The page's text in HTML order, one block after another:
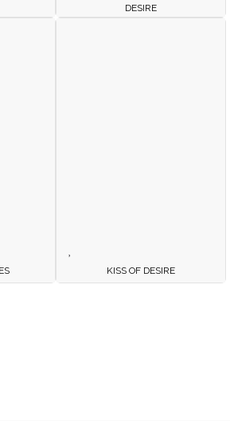
DESIRE
KISS OF DESIRE